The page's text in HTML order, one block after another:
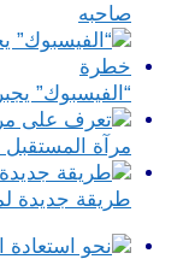
صاحبه
“الفيسبوك”
مرآة المستقبل
طريقة جديدة